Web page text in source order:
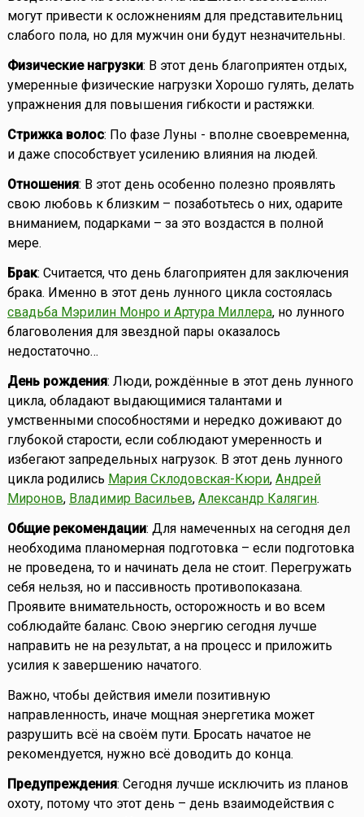
могут привести к осложнениям для представительниц
слабого пола, но для мужчин они будут незначительны.
Физические нагрузки: В этот день благоприятен отдых,
умеренные физические нагрузки Хорошо гулять, делать
упражнения для повышения гибкости и растяжки.
Стрижка волос: По фазе Луны - вполне своевременна,
и даже способствует усилению влияния на людей.
Отношения: В этот день особенно полезно проявлять
свою любовь к близким – позаботьтесь о них, одарите
вниманием, подарками – за это воздастся в полной
мере.
Брак: Считается, что день благоприятен для заключения
брака. Именно в этот день лунного цикла состоялась
свадьба Мэрилин Монро и Артура Миллера, но лунного
благоволения для звездной пары оказалось
недостаточно…
День рождения: Люди, рождённые в этот день лунного
цикла, обладают выдающимися талантами и
умственными способностями и нередко доживают до
глубокой старости, если соблюдают умеренность и
избегают запредельных нагрузок. В этот день лунного
цикла родились Мария Склодовская-Кюри, Андрей
Миронов, Владимир Васильев, Александр Калягин.
Общие рекомендации: Для намеченных на сегодня дел
необходима планомерная подготовка – если подготовка
не проведена, то и начинать дела не стоит. Перегружать
себя нельзя, но и пассивность противопоказана.
Проявите внимательность, осторожность и во всем
соблюдайте баланс. Свою энергию сегодня лучше
направить не на результат, а на процесс и приложить
усилия к завершению начатого.
Важно, чтобы действия имели позитивную
направленность, иначе мощная энергетика может
разрушить всё на своём пути. Бросать начатое не
рекомендуется, нужно всё доводить до конца.
Предупреждения: Сегодня лучше исключить из планов
охоту, потому что этот день – день взаимодействия с